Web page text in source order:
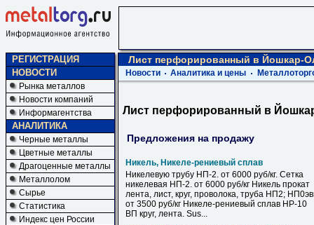
РЕГИСТРАЦИЯ
НОВОСТИ
Рынка металлов
Новости компаний
Информагентства
АНАЛИТИКА
Черные металлы
Цветные металлы
Драгоценные металлы
Металлолом
Сырье
Статистика
Индекс цен России
Лист перфорированный в Йошкар-
Новости Аналитика и цены
Лист перфорированный в
Предложения на продажу
Никель, Никеле-рениевый сплав
Никелевую трубу НП-2. от 6000 руб/кг. Сетка
никелевая НП-2. от 6000 руб/кг Никель прокат
лента, лист, круг, проволока, труба НП2;
от 3500 руб/кг Никеле-рениевый сплав НР-10
ВП круг, лента. Sus...